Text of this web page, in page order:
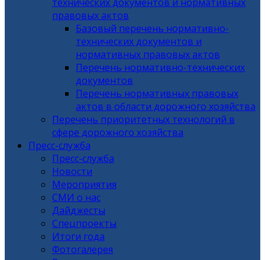
правовых актов
Базовый перечень нормативно-
технических документов и
нормативных правовых актов
Перечень нормативно-технических
документов
Перечень нормативных правовых
актов в области дорожного хозяйства
Перечень приоритетных технологий в
сфере дорожного хозяйства
Пресс-служба
Пресс-служба
Новости
Мероприятия
СМИ о нас
Дайджесты
Спецпроекты
Итоги года
Фотогалерея